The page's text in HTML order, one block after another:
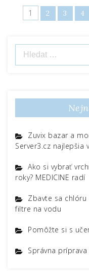
1 2 3 4
Vyhledávání
Zuvix bazar a
Server3.cz najlepšia
Ako si vybrať
roky? MEDICINE radí
Zbavte sa
filtre na vodu
Pomôžte si s
Správna